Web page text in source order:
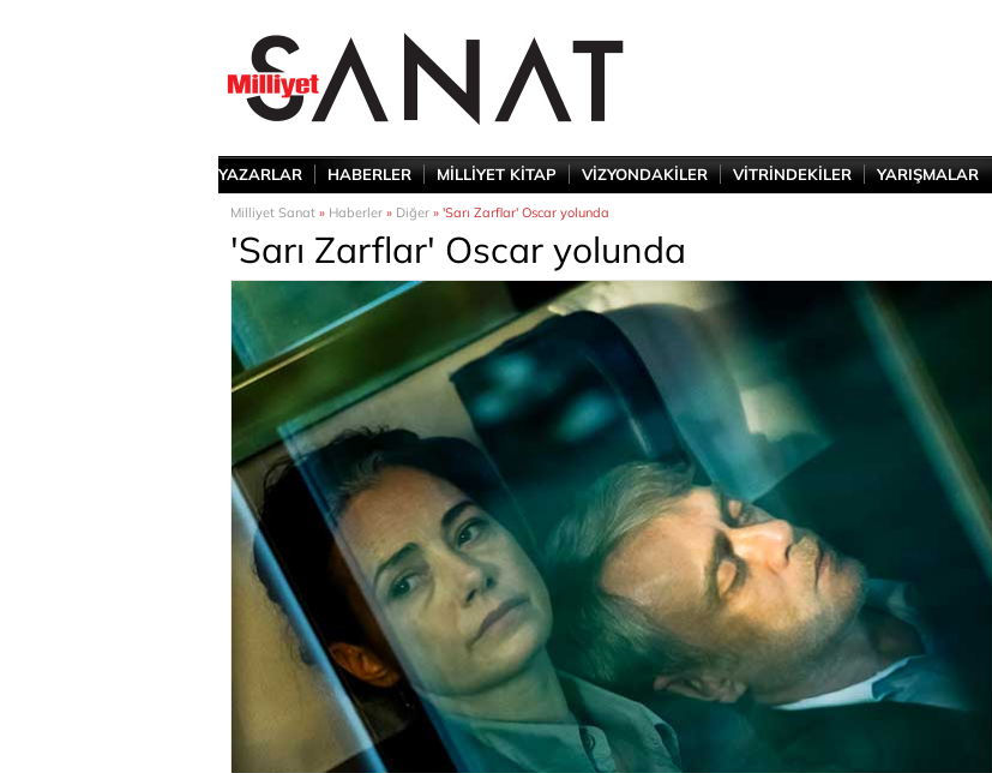
YAZARLAR HABERLER MİLLİYET KİTAP VİZYONDAKİLER VİTRİNDEKİLER YARIŞMALAR
Milliyet Sanat » Haberler » Diğer » 'Sarı Zarflar' Oscar yolunda
'Sarı Zarflar' Oscar yolunda